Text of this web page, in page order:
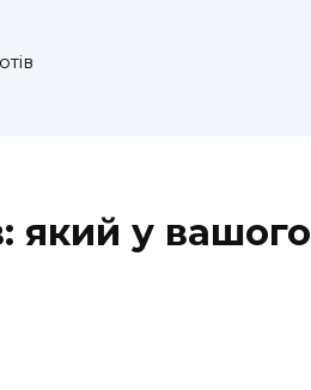
який у вашого